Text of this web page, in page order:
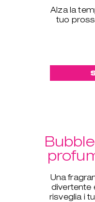
Alza la
tuo
Una
divertente
risveglia i